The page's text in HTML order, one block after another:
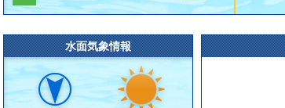
水面気象情報